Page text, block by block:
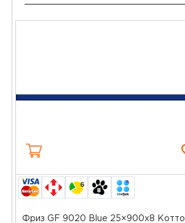
6
Фриз GF 9020 Blue 25×900x8 Котто